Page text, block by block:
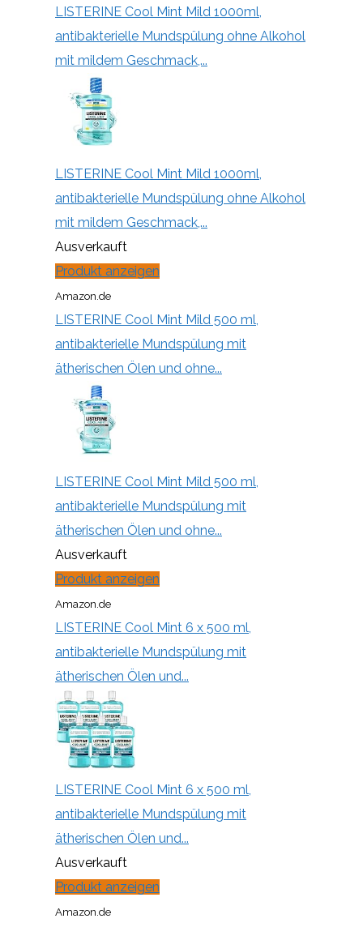
LISTERINE Cool Mint Mild 1000ml,
antibakterielle Mundspülung ohne Alkohol
mit mildem Geschmack,...
LISTERINE Cool Mint Mild 1000ml,
antibakterielle Mundspülung ohne Alkohol
mit mildem Geschmack,...
Ausverkauft
Produkt anzeigen
Amazon.de
LISTERINE Cool Mint Mild 500 ml,
antibakterielle Mundspülung mit
ätherischen Ölen und ohne...
LISTERINE Cool Mint Mild 500 ml,
antibakterielle Mundspülung mit
ätherischen Ölen und ohne...
Ausverkauft
Produkt anzeigen
Amazon.de
LISTERINE Cool Mint 6 x 500 ml,
antibakterielle Mundspülung mit
ätherischen Ölen und...
LISTERINE Cool Mint 6 x 500 ml,
antibakterielle Mundspülung mit
ätherischen Ölen und...
Ausverkauft
Produkt anzeigen
Amazon.de